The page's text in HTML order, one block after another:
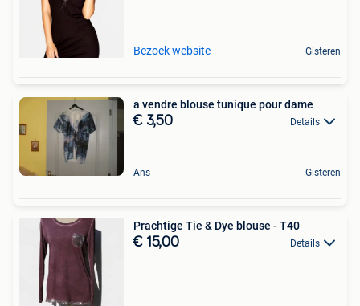
Bezoek website Gisteren
a vendre blouse tunique pour dame
€ 3,50 Details
Ans Gisteren
Prachtige Tie & Dye blouse - T40
€ 15,00 Details